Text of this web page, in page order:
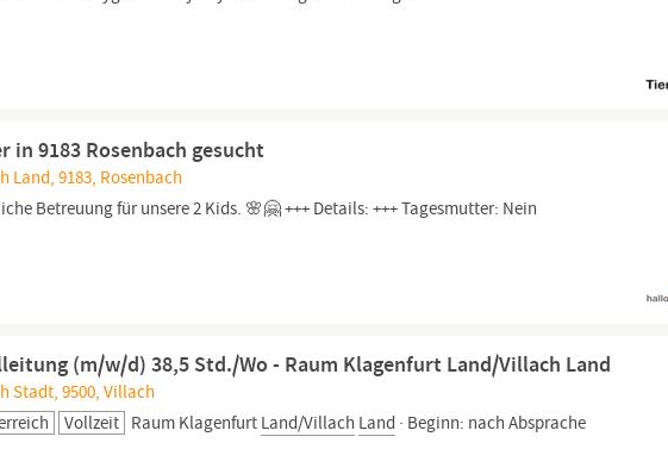
9183 Rosenbach gesucht
Land, 9183, Rosenbach
Betreuung für unsere 2 Kids. 🌸🤗 +++ Details: +++ Tagesmutter: Nein
(m/w/d) 38,5 Std./Wo - Raum Klagenfurt Land/Villach Land
Stadt, 9500, Villach
Vollzeit Raum Klagenfurt Land/Villach Land · Beginn: nach Absprache